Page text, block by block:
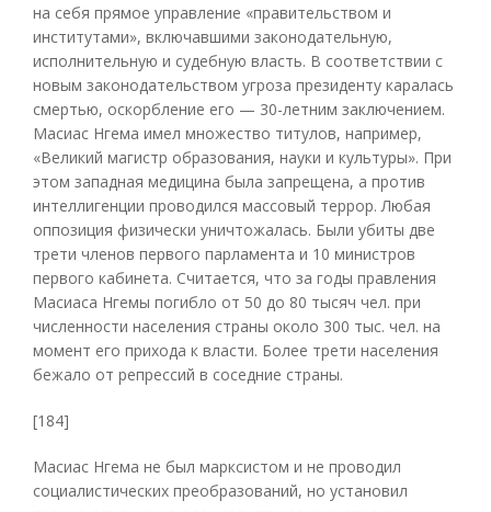
на себя прямое управление «правительством и
институтами», включавшими законодательную,
исполнительную и судебную власть. В соответствии с
новым законодательством угроза президенту каралась
смертью, оскорбление его — 30-летним заключением.
Масиас Нгема имел множество титулов, например,
«Великий магистр образования, науки и культуры». При
этом западная медицина была запрещена, а против
интеллигенции проводился массовый террор. Любая
оппозиция физически уничтожалась. Были убиты две
трети членов первого парламента и 10 министров
первого кабинета. Считается, что за годы правления
Масиаса Нгемы погибло от 50 до 80 тысяч чел. при
численности населения страны около 300 тыс. чел. на
момент его прихода к власти. Более трети населения
бежало от репрессий в соседние страны.
[184]
Масиас Нгема не был марксистом и не проводил
социалистических преобразований, но установил